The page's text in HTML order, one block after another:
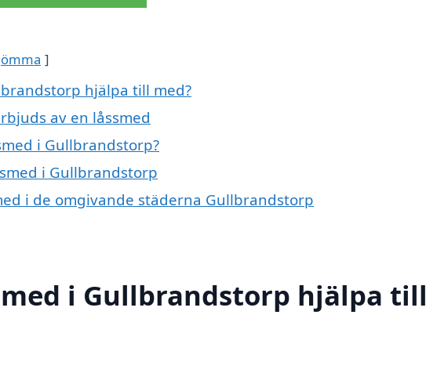
hjälpa till med?
av en låssmed
i Gullbrandstorp?
i Gullbrandstorp
i de omgivande städerna Gullbrandstorp
i Gullbrandstorp hjälpa till